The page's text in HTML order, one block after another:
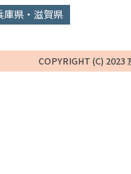
庫県・滋賀県
COPYRIGHT (C) 2023